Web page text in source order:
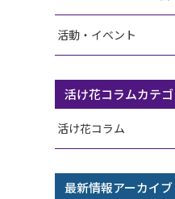
活動・イベント
活け花コラムカテ
活け花コラム
最新情報アーカイブ